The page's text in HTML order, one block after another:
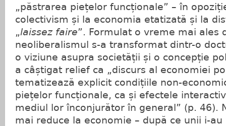
„păstrarea piețelor funcționale” – în
colectivism și la economia etatizată și la
„laissez faire”. Formulat o vreme mai ales
neoliberalismul s-a transformat dintr-o
o viziune asupra societății și o concepție
a câștigat relief ca „discurs al economiei
tematizează explicit condițiile non-
piețelor funcționale, ca și efectele
mediul lor înconjurător în general” (p. 46).
mai reduce la economie – după ce unii i-